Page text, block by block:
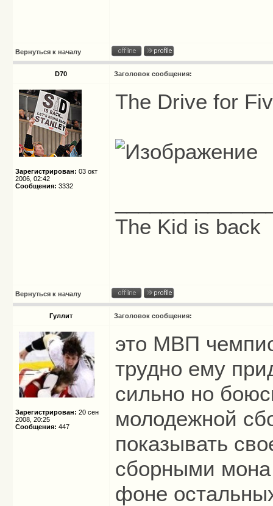
Вернуться к началу
D70 Заголовок сообщения:
Зарегистрирован: 03 окт
2006, 02:42
Сообщения: 3332
The Drive for
The Kid is back
Вернуться к началу
Гуллит Заголовок сообщения:
Зарегистрирован: 20 сен
2008, 20:25
Сообщения: 447
это МВП
трудно ему
сильно но
молодежной
показывать
сборными мона
фоне